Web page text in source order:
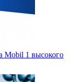
Mobil 1 высокого